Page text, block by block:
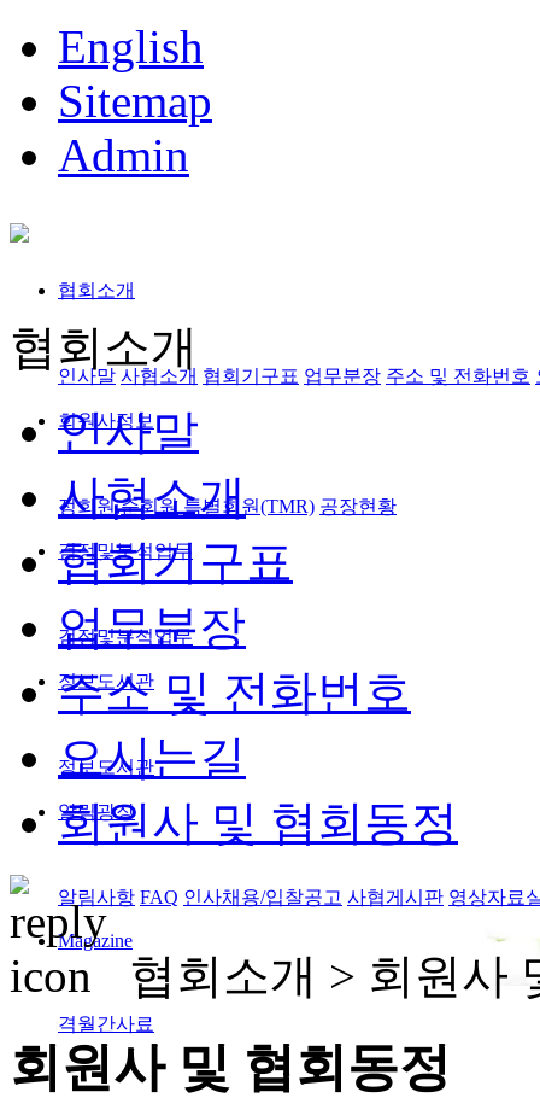
English
Sitemap
Admin
협회소개
인사말 사협소개 협회기구표 업무분장 주소 및 전화번호
회원사정보
정회원,준회원 특별회원(TMR) 공장현황
검정및분석업무
검정및분석업무
정보도서관
정보도서관
알림광장
알림사항 FAQ 인사채용/입찰공고 사협게시판 영상자료
Magazine
격월간사료
협회소개
인사말
사협소개
협회기구표
업무분장
주소 및 전화번호
오시는길
회원사 및 협회동정
협회소개 > 회원사
회원사 및 협회동정